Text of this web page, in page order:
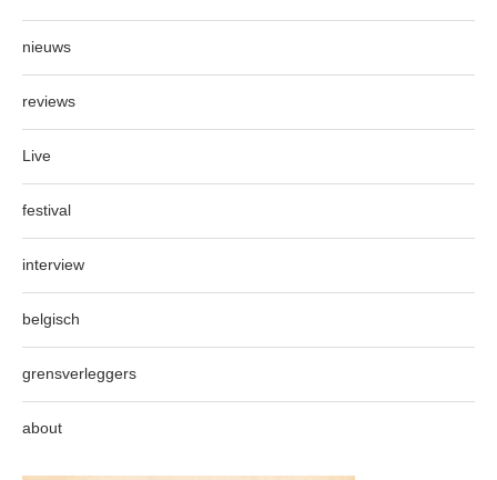
nieuws
reviews
Live
festival
interview
belgisch
grensverleggers
about